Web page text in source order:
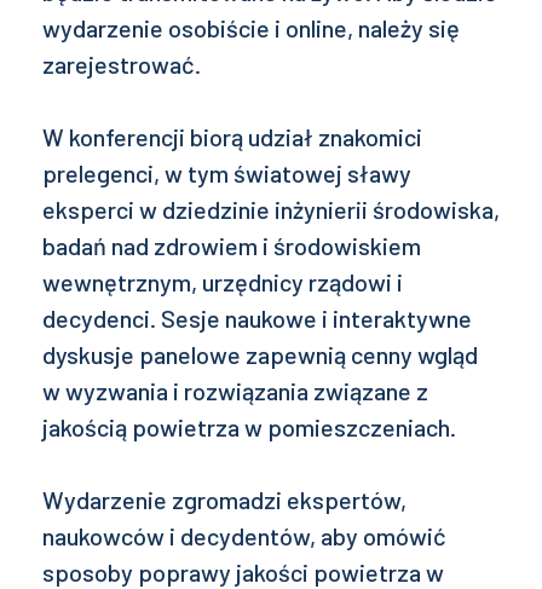
wydarzenie osobiście i online, należy się
zarejestrować.
W konferencji biorą udział znakomici
prelegenci, w tym światowej sławy
eksperci w dziedzinie inżynierii środowiska,
badań nad zdrowiem i środowiskiem
wewnętrznym, urzędnicy rządowi i
decydenci. Sesje naukowe i interaktywne
dyskusje panelowe zapewnią cenny wgląd
w wyzwania i rozwiązania związane z
jakością powietrza w pomieszczeniach.
Wydarzenie zgromadzi ekspertów,
naukowców i decydentów, aby omówić
sposoby poprawy jakości powietrza w